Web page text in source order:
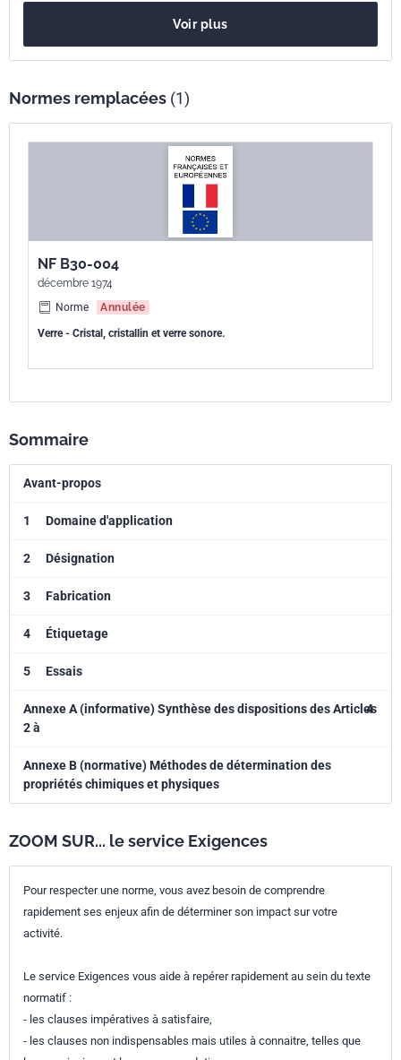
Codes ICS
81.040.10Matières premières et verre brut
Voir plus
Normes remplacées (1)
NF B30-004
décembre 1974
Norme
Annulée
Verre - Cristal, cristallin et verre sonore.
Sommaire
Avant-propos
1 Domaine d'application
2 Désignation
3 Fabrication
4 Étiquetage
5 Essais
Annexe A (informative) Synthèse des dispositions des Articles
2 à
4
Annexe B (normative) Méthodes de détermination des
propriétés chimiques et physiques
ZOOM SUR... le service Exigences
Pour respecter une norme, vous avez besoin de comprendre
rapidement ses enjeux afin de déterminer son impact sur votre
activité.
Le service Exigences vous aide à repérer rapidement au sein du texte
normatif :
- les clauses impératives à satisfaire,
- les clauses non indispensables mais utiles à connaitre, telles que